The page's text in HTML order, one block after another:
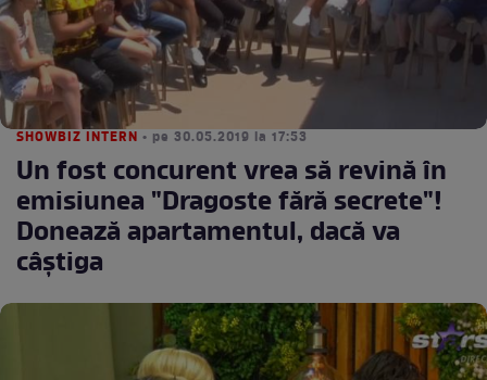
SHOWBIZ INTERN • pe 30.05.2019 la 17:53
Un fost concurent vrea să revină în
emisiunea "Dragoste fără secrete"!
Donează apartamentul, dacă va
câştiga